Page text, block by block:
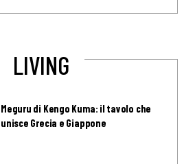
LIVING
Meguru di Kengo Kuma: il tavolo che
unisce Grecia e Giappone